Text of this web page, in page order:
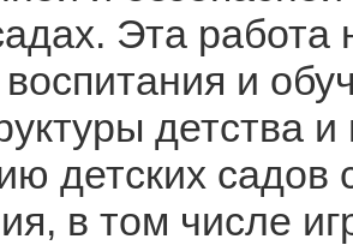
Эта
воспитания и
детства
детских садов
в том числе